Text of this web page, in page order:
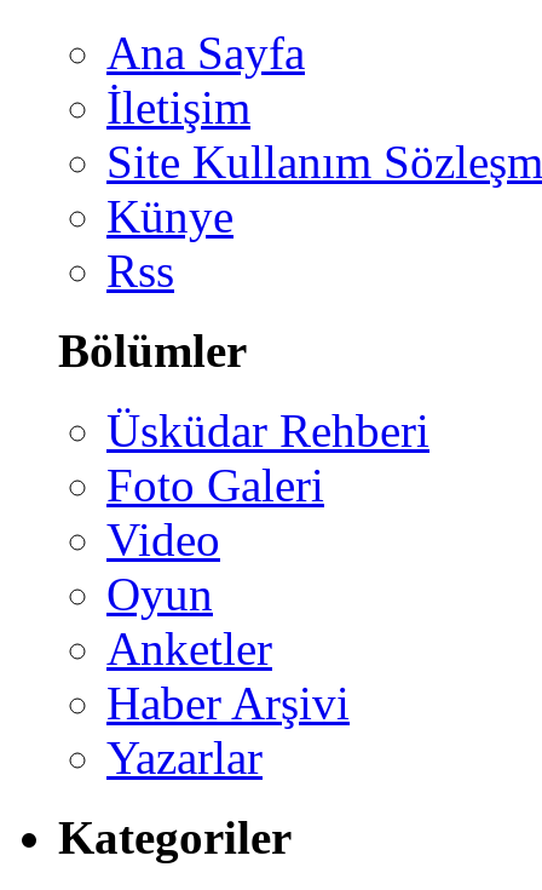
Ana Sayfa
İletişim
Site Kullanım
Künye
Rss
Bölümler
Üsküdar Rehberi
Foto Galeri
Video
Oyun
Anketler
Haber Arşivi
Yazarlar
Kategoriler